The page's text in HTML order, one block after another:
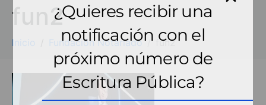
fun2
Inicio Fundación Notariado fun2
¿Quieres recibir una
notificación con el
próximo número de
Escritura Pública?